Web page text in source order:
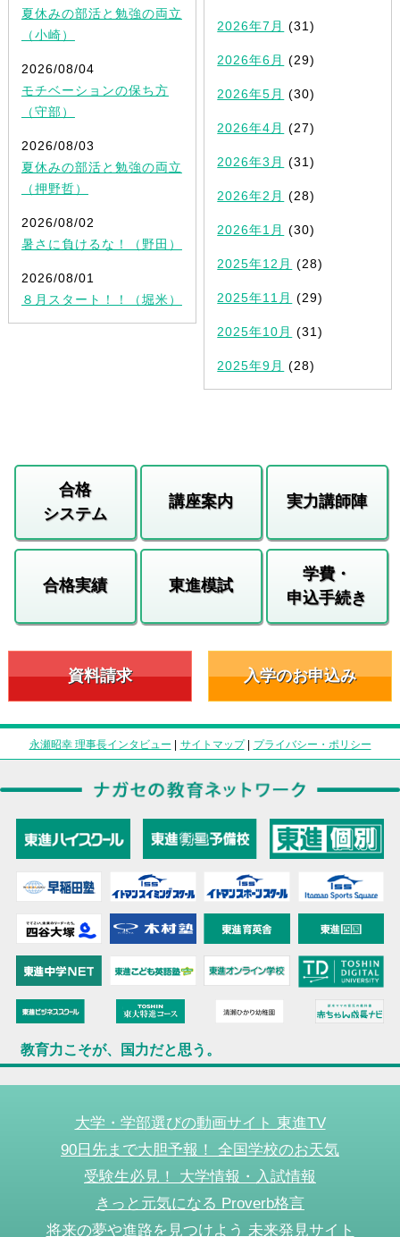
夏休みの部活と勉強の両立
（小崎）
2026/08/04
モチベーションの保ち方
（守部）
2026/08/03
夏休みの部活と勉強の両立
（押野哲）
2026/08/02
暑さに負けるな！（野田）
2026/08/01
８月スタート！！（堀米）
2026年7月 (31)
2026年6月 (29)
2026年5月 (30)
2026年4月 (27)
2026年3月 (31)
2026年2月 (28)
2026年1月 (30)
2025年12月 (28)
2025年11月 (29)
2025年10月 (31)
2025年9月 (28)
合格
システム
講座案内 実力講師陣
合格実績 東進模試
学費・
申込手続き
資料請求 入学のお申込み
永瀬昭幸 理事長インタビュー | サイトマップ| プライバシー・ポリシー
教育力こそが、国力だと思う。
大学・学部選びの動画サイト 東進TV
90日先まで大胆予報！ 全国学校のお天気
受験生必見！ 大学情報・入試情報
きっと元気になる Proverb格言
将来の夢や進路を見つけよう 未来発見サイト